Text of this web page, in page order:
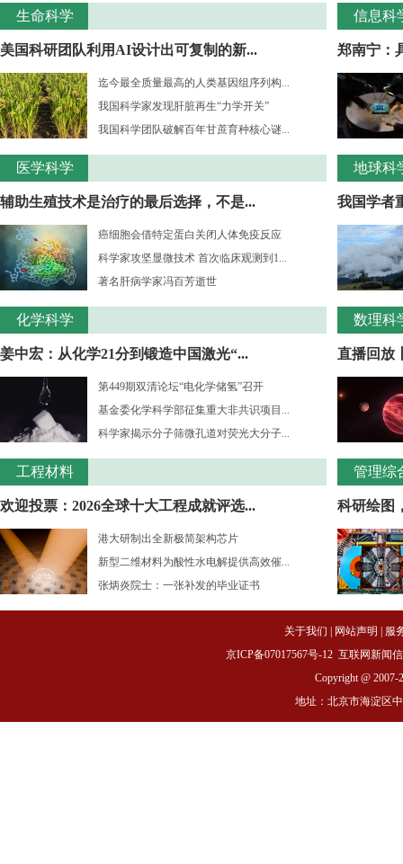
生命科学
美国科研团队利用AI设计出可复制的新...
迄今最全质量最高的人类基因组序列构...
我国科学家发现肝脏再生“力学开关”
我国科学团队破解百年甘蔗育种核心谜...
医学科学
辅助生殖技术是治疗的最后选择，不是...
癌细胞会借特定蛋白关闭人体免疫反应
科学家攻坚显微技术 首次临床观测到1...
著名肝病学家冯百芳逝世
化学科学
姜中宏：从化学21分到锻造中国激光“...
第449期双清论坛“电化学储氢”召开
基金委化学科学部征集重大非共识项目...
科学家揭示分子筛微孔道对荧光大分子...
工程材料
欢迎投票：2026全球十大工程成就评选...
港大研制出全新极简架构芯片
新型二维材料为酸性水电解提供高效催...
张炳炎院士：一张补发的毕业证书
信息科
郑南宁：
地球科
我国学者
数理科
直播回放
管理综
科研绘图
关于我们 网站声明
服
京ICP备07017567号-12 互联网新闻
Copyright @ 2007-
地址：北京市海淀区